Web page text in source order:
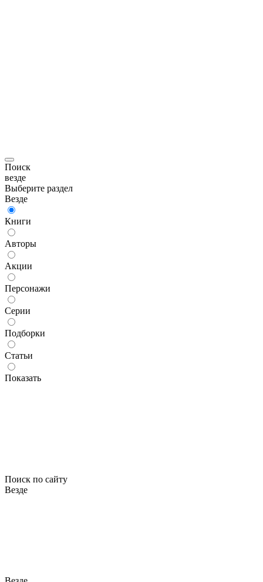
Поиск
везде
Выберите раздел
Везде
Книги
Авторы
Акции
Персонажи
Серии
Подборки
Статьи
Показать
Поиск по сайту
Везде